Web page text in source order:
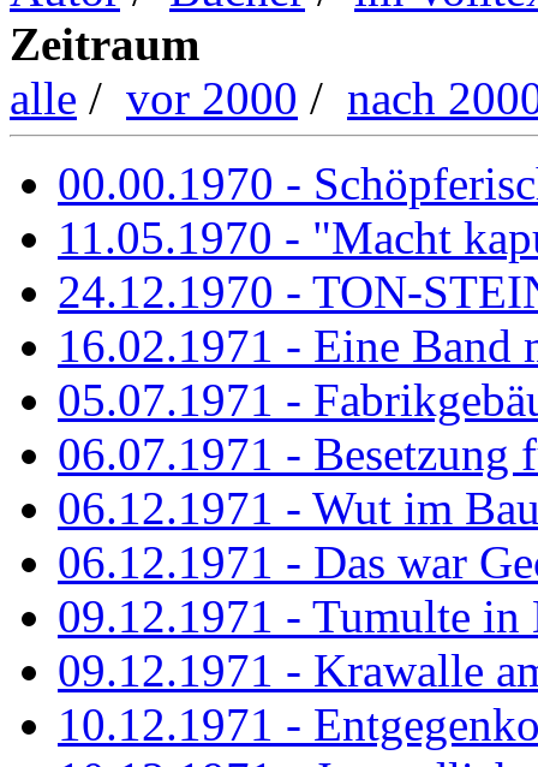
Zeitraum
alle / vor 2000 / nach
00.00.1970 -
11.05.1970 - "Macht
24.12.1970 - TON-
16.02.1971 - Eine Band
05.07.1971 -
06.07.1971 - Besetzung
06.12.1971 - Wut im
06.12.1971 - Das war
09.12.1971 - Tumulte in
09.12.1971 - Krawalle
10.12.1971 -